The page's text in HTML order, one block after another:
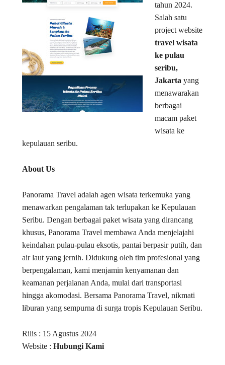
tahun 2024.
Salah satu
project website
travel wisata
ke pulau
seribu,
Jakarta yang
menawarakan
berbagai
macam paket
wisata ke
kepulauan seribu.
About Us
Panorama Travel adalah agen wisata terkemuka yang
menawarkan pengalaman tak terlupakan ke Kepulauan
Seribu. Dengan berbagai paket wisata yang dirancang
khusus, Panorama Travel membawa Anda menjelajahi
keindahan pulau-pulau eksotis, pantai berpasir putih, dan
air laut yang jernih. Didukung oleh tim profesional yang
berpengalaman, kami menjamin kenyamanan dan
keamanan perjalanan Anda, mulai dari transportasi
hingga akomodasi. Bersama Panorama Travel, nikmati
liburan yang sempurna di surga tropis Kepulauan Seribu.
Rilis : 15 Agustus 2024
Website : Hubungi Kami